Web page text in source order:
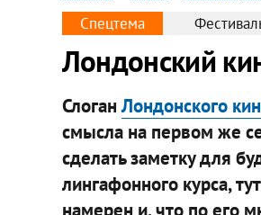
Спецтема
Лондонский
СлоганЛондонского
смысла на первом же
сделать заметку для
лингафонного курса,
намерен и, что по его